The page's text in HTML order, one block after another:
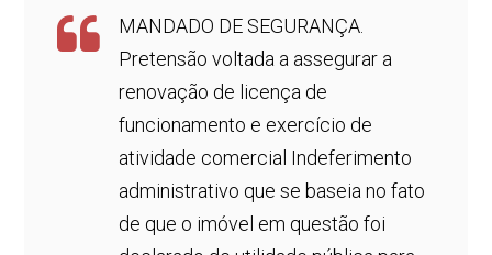
MANDADO DE SEGURANÇA.
Pretensão voltada a assegurar a
renovação de licença de
funcionamento e exercício de
atividade comercial Indeferimento
administrativo que se baseia no fato
de que o imóvel em questão foi